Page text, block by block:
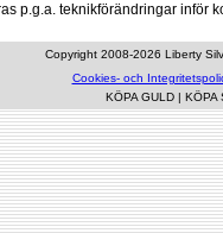
p.g.a. teknikförändringar inför
Copyright 2008-2026 Liberty
Cookies- och
KÖPA GULD| KÖPA